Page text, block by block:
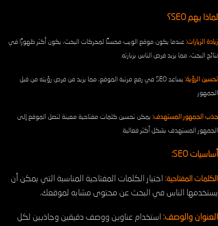
لماذا يهم SEO؟
زيادة الزيارات: عندما يكون موقع الويب محسنًا لمحركات البحث، يكون أكثر ظهورًا في
نتائج البحث، مما يزيد فرص الناس بزيارته.
تحسين الرؤية:
يساعد SEO في رفع مرتبة الموقع، مما يزيد من فرص رؤيته من قبل
الجمهور.
جذب الجمهور المستهدف: يمكن تحسين كلمات مفتاحية معينة لتصل الموقع إلى
الجمهور المستهدف بشكل أكثر فعالية.
أساسيات SEO:
الكلمات المفتاحية:
اختيار الكلمات المفتاحية المناسبة التي يمكن أن
يستخدمها الناس في البحث عن محتوى مشابه لموقعك.
العنوان والوصف: استخدام عناوين ووصف دقيقين وجاذبين لكل